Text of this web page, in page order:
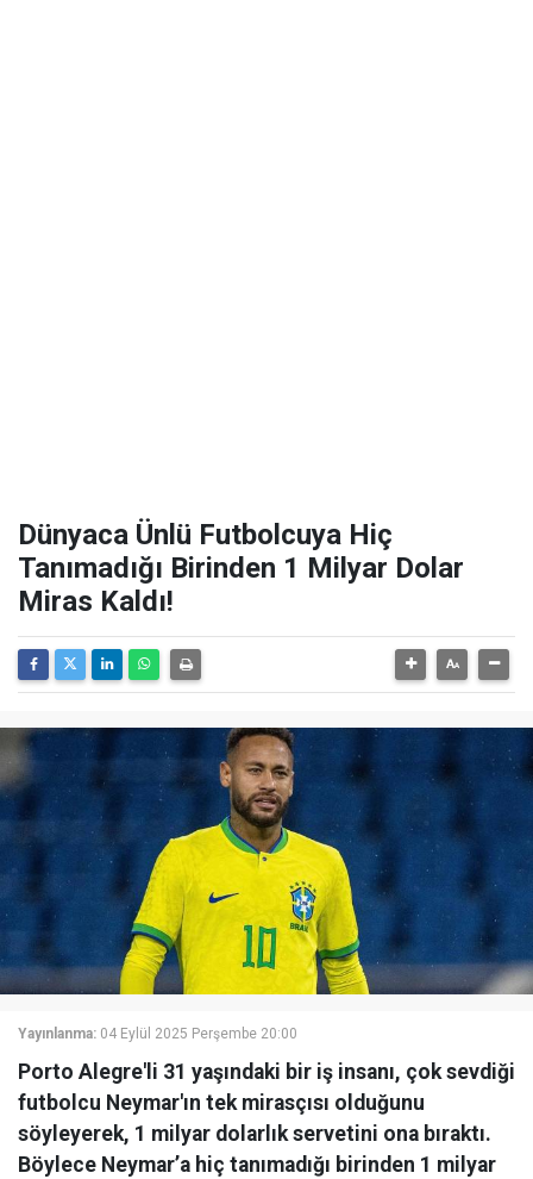
Dünyaca Ünlü Futbolcuya Hiç
Tanımadığı Birinden 1 Milyar Dolar
Miras Kaldı!
Yayınlanma: 04 Eylül 2025 Perşembe 20:00
Porto Alegre'li 31 yaşındaki bir iş insanı, çok sevdiği
futbolcu Neymar'ın tek mirasçısı olduğunu
söyleyerek, 1 milyar dolarlık servetini ona bıraktı.
Böylece Neymar’a hiç tanımadığı birinden 1 milyar